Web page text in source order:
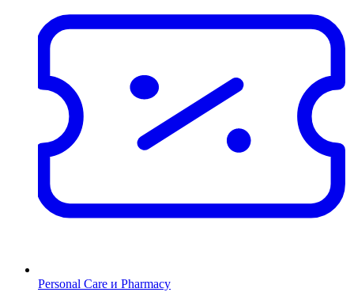
Personal Care и Pharmacy